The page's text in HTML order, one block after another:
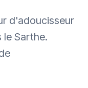
d'adoucisseur
le Sarthe.